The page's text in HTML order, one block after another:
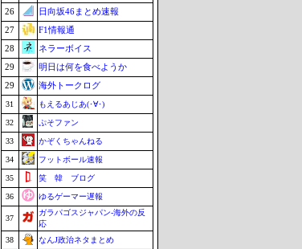
26
日向坂46まとめ速報
27
F1情報通
28
ネラーボイス
29
明日は何を食べようか
29
海外トークログ
31 もえるあじあ(･∀･)
32 ぷそファン
33 かぞくちゃんねる
34 フットボール速報
35 笑 韓 ブログ
36 ゆるゲーマー遅報
37
ガラパゴスジャパン-海外の反
応
38
なんJ政治ネタまとめ